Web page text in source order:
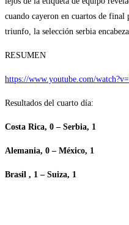
cuando cayeron en cuartos de final
triunfo, la selección serbia
RESUMEN
https://www.youtube.com/
Resultados del cuarto día:
Costa Rica, 0 – Serbia, 1
Alemania, 0 – México, 1
Brasil , 1 – Suiza, 1